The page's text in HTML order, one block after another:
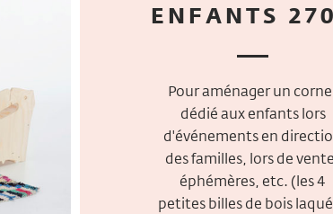
ENFANTS
Pour aménager un
dédié aux enfants lors
d'événements en
des familles, lors de
éphémères, etc. (les 4
petites billes de bois